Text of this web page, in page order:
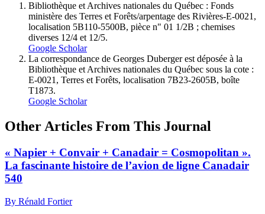
Bibliothèque et Archives nationales du Québec : Fonds
ministère des Terres et Forêts/arpentage des Rivières-E-0021,
localisation 5B110-5500B, pièce n" 01 1/2B ; chemises
diverses 12/4 et 12/5.
Google Scholar
La correspondance de Georges Duberger est déposée à la
Bibliothèque et Archives nationales du Québec sous la cote :
E-0021, Terres et Forêts, localisation 7B23-2605B, boîte
T1873.
Google Scholar
Other Articles From This Journal
« Napier + Convair + Canadair = Cosmopolitan ».
La fascinante histoire de l’avion de ligne Canadair
540
By Rénald Fortier